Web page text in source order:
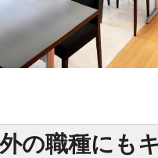
の職種にも